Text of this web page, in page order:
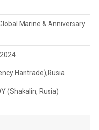
Marine & Anniversary
Hantrade),Rusia
(Shakalin, Rusia)